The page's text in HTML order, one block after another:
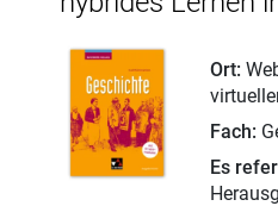
Ort:
Fach:
Es